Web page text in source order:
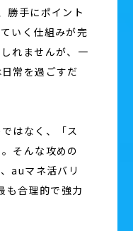
勝手にポイント
いく仕組みが完
れませんが、一
常を過ごすだ
はなく、「ス
そんな攻めの
auマネ活バリ
も合理的で強力